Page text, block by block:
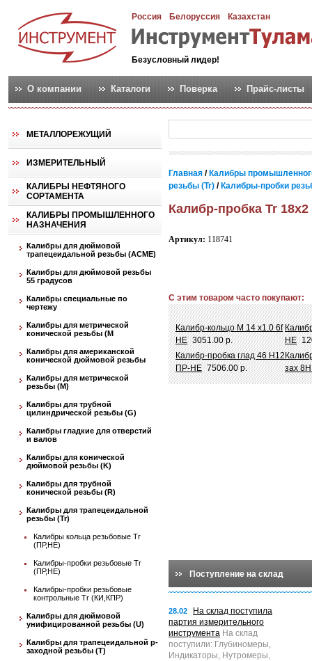
Россия Белоруссия Казахстан
Безусловный лидер!
О компании Каталоги Поверка Прайс-листы
МЕТАЛЛОРЕЖУЩИЙ
ИЗМЕРИТЕЛЬНЫЙ
КАЛИБРЫ НЕФТЯНОГО
СОРТАМЕНТА
КАЛИБРЫ ПРОМЫШЛЕННОГО
НАЗНАЧЕНИЯ
Калибры для дюймовой
трапецеидальной резьбы (АСМЕ)
Калибры для дюймовой резьбы
55 градусов
Калибры специальные по
чертежу
Калибры для метрической
конической резьбы (М
Калибры для американской
конической дюймовой резьбы
Калибры для метрической
резьбы (М)
Калибры для трубной
цилиндрической резьбы (G)
Калибры гладкие для отверстий
и валов
Калибры для конической
дюймовой резьбы (K)
Калибры для трубной
конической резьбы (R)
Калибры для трапецеидальной
резьбы (Tr)
Калибры кольца резьбовые Tr
(ПР,НЕ)
Калибры-пробки резьбовые Tr
(ПР,НЕ)
Калибры-пробки резьбовые
контрольные Tr (КИ,КПР)
Калибры для дюймовой
унифицированной резьбы (U)
Калибры для трапецеидальной p-
заходной резьбы (T)
Главная / Калибры
резьбы (Tr) / Калибры-пробки
Калибр-пробка Tr
Артикул: 118741
С этим товаром часто покупают:
Калибр-кольцо М 14 х1.0 6f
НЕ 3051.00 р.
НЕ
Калибр-пробка глад 46 Н12
ПР-НЕ 7506.00 р.
зах
Поступление на склад
28.02
На склад поступила
партия измерительного
инструмента На склад
поступили: Глубиномеры,
Индикаторы, Нутромеры,